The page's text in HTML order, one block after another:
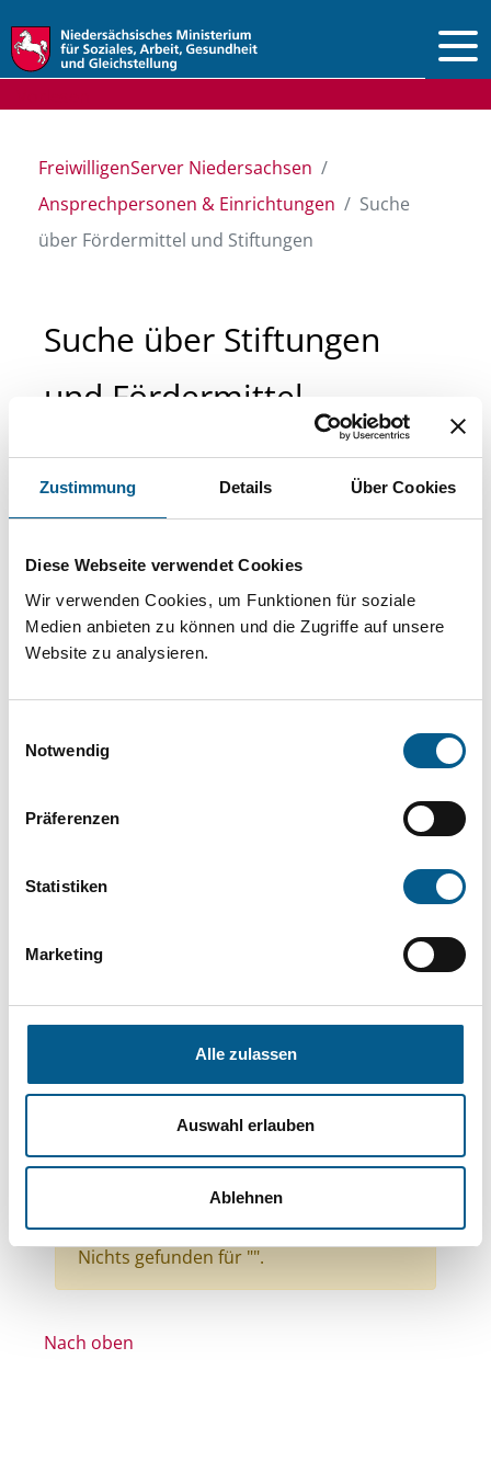
Zustimmung Details Über Cookies
Diese Webseite verwendet Cookies
Wir verwenden Cookies, um Funktionen für soziale
Medien anbieten zu können und die Zugriffe auf unsere
Website zu analysieren.
Notwendig
Präferenzen
Statistiken
Marketing
Alle zulassen
Auswahl erlauben
Ablehnen
FreiwilligenServer Niedersachsen
Ansprechpersonen & Einrichtungen
Suche
über Fördermittel und Stiftungen
Suche über Stiftungen
und Fördermittel
Sie suchen finanzielle Unterstützung für ein
Projekt oder ein Vorhaben? Hier können Sie
Stiftungsdatenbank recherchieren. Bei der
Suche bitte die Groß- und Kleinschreibung
beachten.
können durch die Wahl von Bereichen oder
Suchen
Themen: Wohlfahrtswesen
Themen: Wohltätige Zwecke
Themen: Bürgerschaftliches Engagement
Themen: Kirchliche Zwecke
Themen: Kinder, Jugendliche & Familie
Alle Filter entfernen
Nichts gefunden für "".
Nach oben